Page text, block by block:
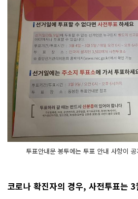
투표안내문 봉투에는 투표 안내 사항이
코로나 확진자의 경우, 사전투표는